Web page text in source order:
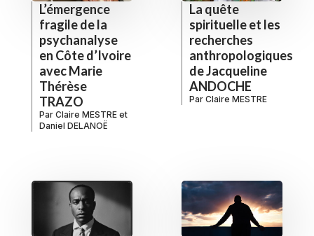
L’émergence
fragile de la
psychanalyse
en Côte d’Ivoire
avec Marie
Thérèse
TRAZO
Par Claire MESTRE et
Daniel DELANOË
La quête
spirituelle et les
recherches
anthropologiques
de Jacqueline
ANDOCHE
Par Claire MESTRE